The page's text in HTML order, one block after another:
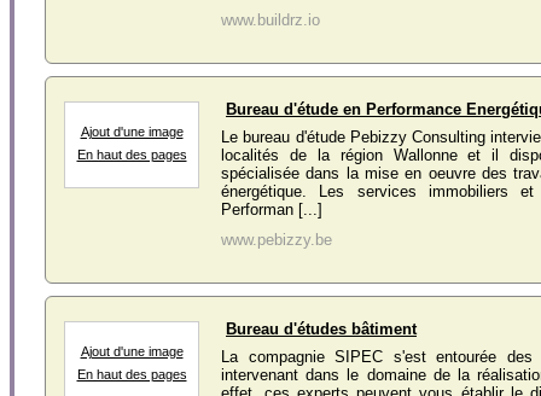
www.buildrz.io
Ajout d'une image
En haut des pages
Bureau d'étude en Performance
Le bureau d'étude Pebizzy Consulting
localités de la région Wallonne et il
spécialisée dans la mise en oeuvre des
énergétique. Les services immobiliers
Performan [...]
www.pebizzy.be
Ajout d'une image
En haut des pages
Bureau d'études bâtiment
La compagnie SIPEC s'est entourée des
intervenant dans le domaine de la